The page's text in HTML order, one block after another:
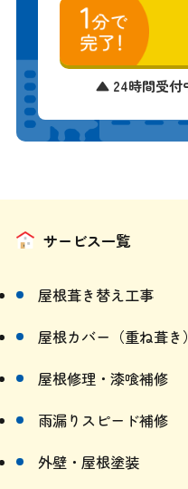
▲ 24時間受付
サービス一覧
屋根葺き替え工事
屋根カバー（重ね葺き
屋根修理・漆喰補修
雨漏りスピード補修
外壁・屋根塗装